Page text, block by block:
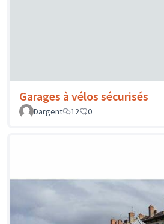
Garages à vélos sécurisés
Dargent
12 0